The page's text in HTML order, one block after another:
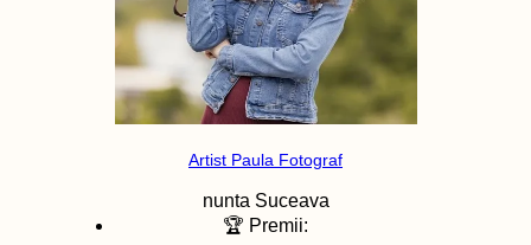
Artist Paula Fotograf
nunta Suceava
🏆 Premii: